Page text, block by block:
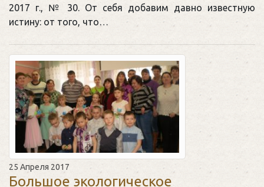
2017 г., № 30. От себя добавим давно известную
истину: от того, что…
25 Апреля 2017
Большое экологическое